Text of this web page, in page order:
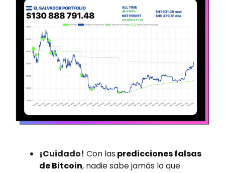
¡Cuidado! Con las predicciones falsas
de Bitcoin, nadie sabe jamás lo que